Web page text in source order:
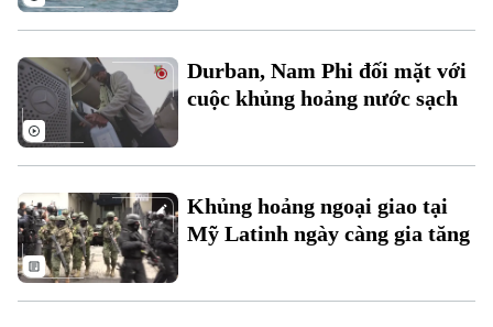
Theo dõi Hà Nội On
Durban, Nam Phi đối mặt với
cuộc khủng hoảng nước sạch
Khủng hoảng ngoại giao tại
Mỹ Latinh ngày càng gia tăng